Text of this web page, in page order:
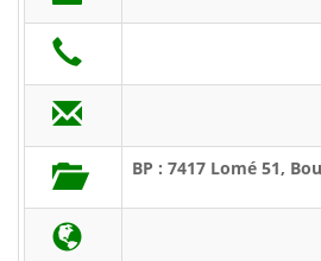
BP : 7417 Lomé 51,